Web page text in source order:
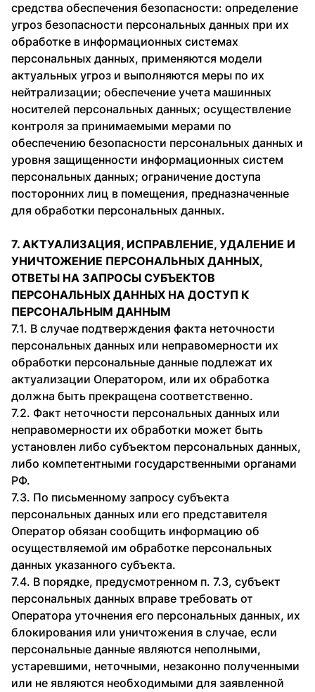
средства обеспечения безопасности: определение
угроз безопасности персональных данных при их
обработке в информационных системах
персональных данных, применяются модели
актуальных угроз и выполняются меры по их
нейтрализации; обеспечение учета машинных
носителей персональных данных; осуществление
контроля за принимаемыми мерами по
обеспечению безопасности персональных данных и
уровня защищенности информационных систем
персональных данных; ограничение доступа
посторонних лиц в помещения, предназначенные
для обработки персональных данных.
7. АКТУАЛИЗАЦИЯ, ИСПРАВЛЕНИЕ, УДАЛЕНИЕ И
УНИЧТОЖЕНИЕ ПЕРСОНАЛЬНЫХ ДАННЫХ,
ОТВЕТЫ НА ЗАПРОСЫ СУБЪЕКТОВ
ПЕРСОНАЛЬНЫХ ДАННЫХ НА ДОСТУП К
ПЕРСОНАЛЬНЫМ ДАННЫМ
7.1. В случае подтверждения факта неточности
персональных данных или неправомерности их
обработки персональные данные подлежат их
актуализации Оператором, или их обработка
должна быть прекращена соответственно.
7.2. Факт неточности персональных данных или
неправомерности их обработки может быть
установлен либо субъектом персональных данных,
либо компетентными государственными органами
РФ.
7.3. По письменному запросу субъекта
персональных данных или его представителя
Оператор обязан сообщить информацию об
осуществляемой им обработке персональных
данных указанного субъекта.
7.4. В порядке, предусмотренном п. 7.3, субъект
персональных данных вправе требовать от
Оператора уточнения его персональных данных, их
блокирования или уничтожения в случае, если
персональные данные являются неполными,
устаревшими, неточными, незаконно полученными
или не являются необходимыми для заявленной